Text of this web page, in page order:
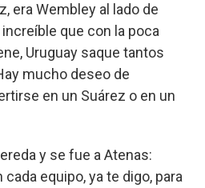
era Wembley al lado de
que con la poca
Uruguay saque tantos
mucho deseo de
en un Suárez o en un
y se fue a Atenas:
equipo, ya te digo, para